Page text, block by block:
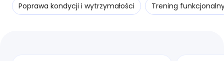
Poprawa kondycji i wytrzymałości Trening